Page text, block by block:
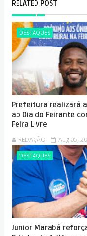
RELATED POST
DESTAQUES
Prefeitura realizará
ao Dia do Feirante
Feira Livre
REDAÇÃO Aug 05,
DESTAQUES
Junior Marabá